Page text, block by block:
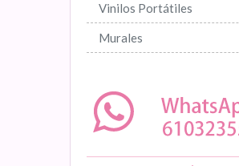
Vinilos Portátiles
Murales